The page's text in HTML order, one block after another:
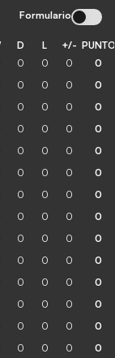
Formulario
D L +/-
0 0 0 0
0 0 0 0
0 0 0 0
0 0 0 0
0 0 0 0
0 0 0 0
0 0 0 0
0 0 0 0
0 0 0 0
0 0 0 0
0 0 0 0
0 0 0 0
0 0 0 0
0 0 0 0